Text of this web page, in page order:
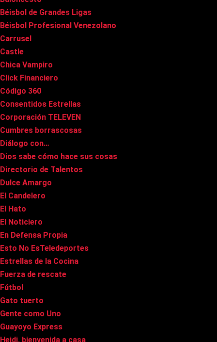
Béisbol de Grandes Ligas
Béisbol Profesional Venezolano
Carrusel
Castle
Chica Vampiro
Click Financiero
Código 360
Consentidos Estrellas
Corporación TELEVEN
Cumbres borrascosas
Diálogo con…
Dios sabe cómo hace sus cosas
Directorio de Talentos
Dulce Amargo
El Candelero
El Hato
El Noticiero
En Defensa Propia
Esto No EsTeledeportes
Estrellas de la Cocina
Fuerza de rescate
Fútbol
Gato tuerto
Gente como Uno
Guayoyo Express
Heidi, bienvenida a casa